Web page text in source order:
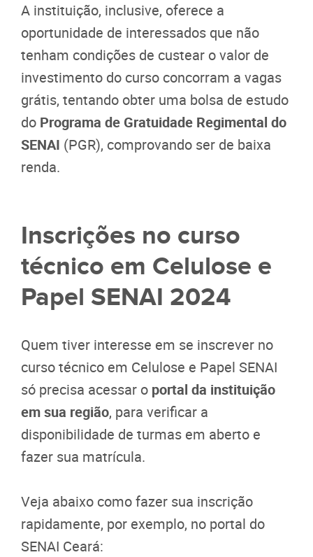
A instituição, inclusive, oferece a
oportunidade de interessados que não
tenham condições de custear o valor de
investimento do curso concorram a vagas
grátis, tentando obter uma bolsa de estudo
do Programa de Gratuidade Regimental do
SENAI (PGR), comprovando ser de baixa
renda.
Inscrições no curso
técnico em Celulose e
Papel SENAI 2024
Quem tiver interesse em se inscrever no
curso técnico em Celulose e Papel SENAI
só precisa acessar o portal da instituição
em sua região, para verificar a
disponibilidade de turmas em aberto e
fazer sua matrícula.
Veja abaixo como fazer sua inscrição
rapidamente, por exemplo, no portal do
SENAI Ceará: